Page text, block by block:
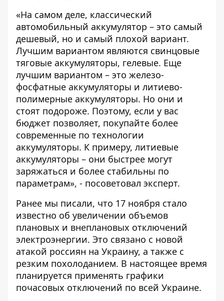
«На самом деле, классический
автомобильный аккумулятор – это самый
дешевый, но и самый плохой вариант.
Лучшим вариантом являются свинцовые
тяговые аккумуляторы, гелевые. Еще
лучшим вариантом – это железо-
фосфатные аккумуляторы и литиево-
полимерные аккумуляторы. Но они и
стоят подороже. Поэтому, если у вас
бюджет позволяет, покупайте более
современные по технологии
аккумуляторы. К примеру, литиевые
аккумуляторы – они быстрее могут
заряжаться и более стабильны по
параметрам», - посоветовал эксперт.
Ранее мы писали, что 17 ноября стало
известно об увеличении объемов
плановых и внеплановых отключений
электроэнергии. Это связано с новой
атакой россиян на Украину, а также с
резким похолоданием. В настоящее время
планируется применять графики
почасовых отключений по всей Украине.